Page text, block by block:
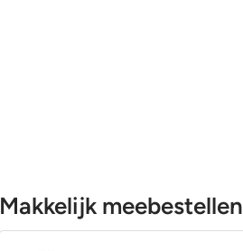
Makkelijk meebestellen